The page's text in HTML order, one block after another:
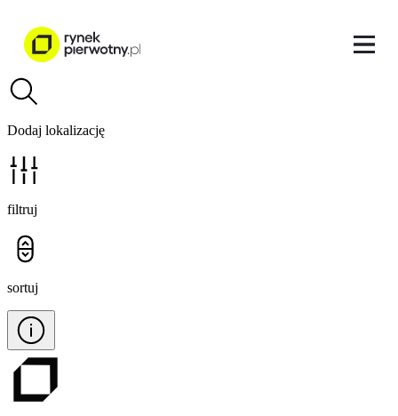
Dodaj lokalizację
filtruj
sortuj